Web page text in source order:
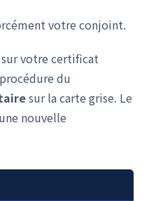
votre conjoint.
sur votre certificat
du
sur la carte grise. Le
nouvelle